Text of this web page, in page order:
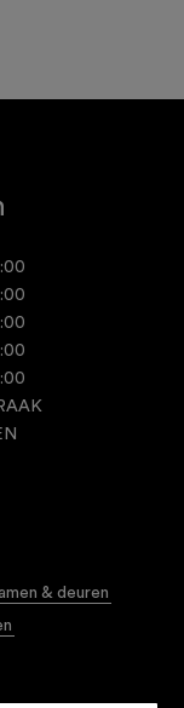
& deuren